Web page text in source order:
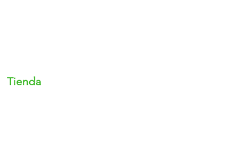
Tienda